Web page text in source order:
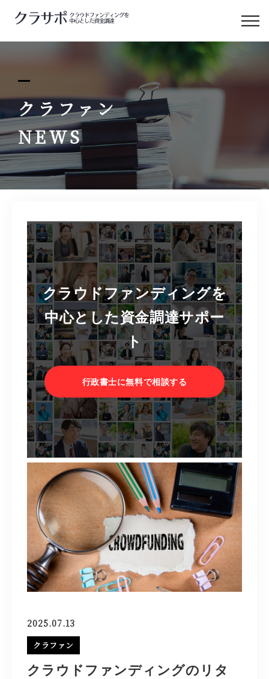
クラファン
NEWS
クラウドファンディングを
中心とした資金調達サポー
ト
行政書士に無料で相談する
2025.07.13
クラファン
クラウドファンディングのリタ
クラサポについて
クラサポの支援
サービス&料金
補助金と融資
お問い合わせ